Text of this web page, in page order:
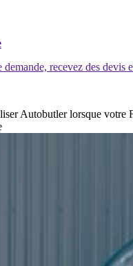
demande, recevez des devis
Autobutler lorsque votre